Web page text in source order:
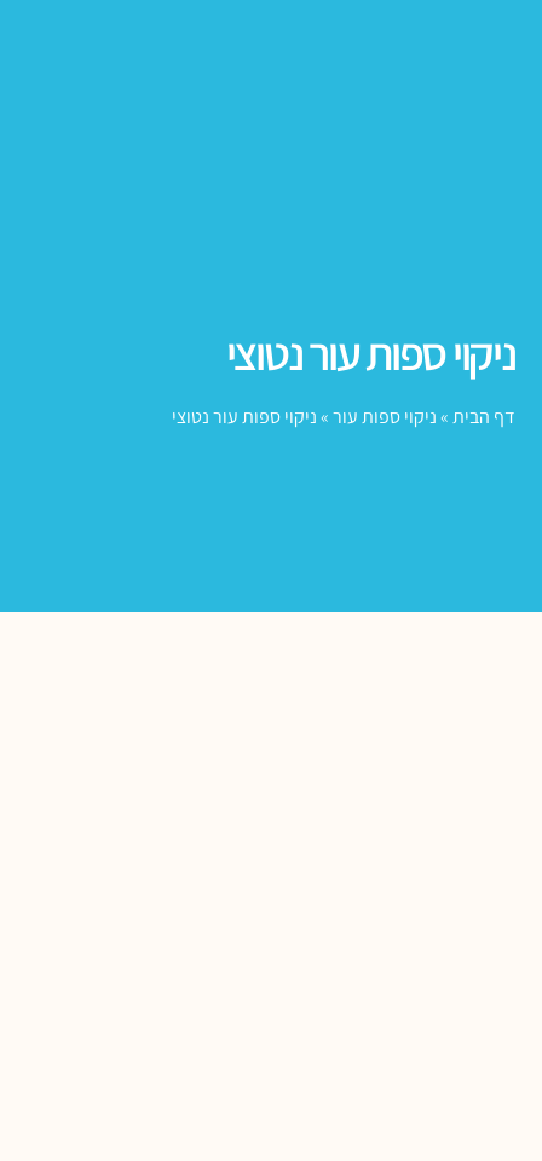
ניקוי ספות עור נטוצי
דף הבית»ניקוי ספות עור»ניקוי ספות עור נטוצי